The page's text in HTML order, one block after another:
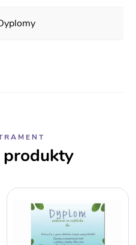
produkty